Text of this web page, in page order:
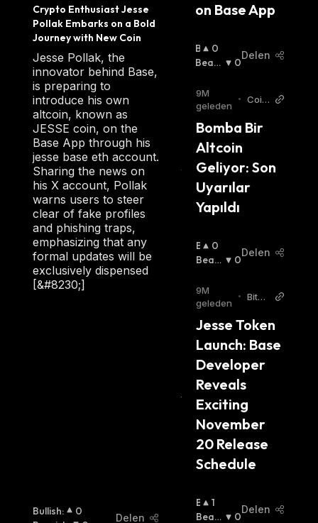
Crypto Enthusiast Jesse
Pollak Embarks on a Bold
Journey with New Coin
Jesse Pollak, the
innovator behind Base,
is preparing to
introduce his own
altcoin, known as
JESSE coin, on the
Base App through his
jesse base eth account.
Sharing the news on
his X account, Pollak
warns users to steer
clear of fake profiles
and phishing traps,
emphasizing that any
formal updates will be
exclusively dispensed
[&#8230;]
Bullish:
0
Delen
on Base App
B
U
I
S
:
0
Beari
0
Delen
9M
geleden
• Coin
New
Bomba Bir
Altcoin
Geliyor: Son
Uyarılar
Yapıldı
B
U
I
S
:
0
Beari
0
Delen
9M
geleden
• Bitco
orld
Jesse Token
Launch: Base
Developer
Reveals
Exciting
November
20 Release
Schedule
B
U
1
Beari
0
Delen